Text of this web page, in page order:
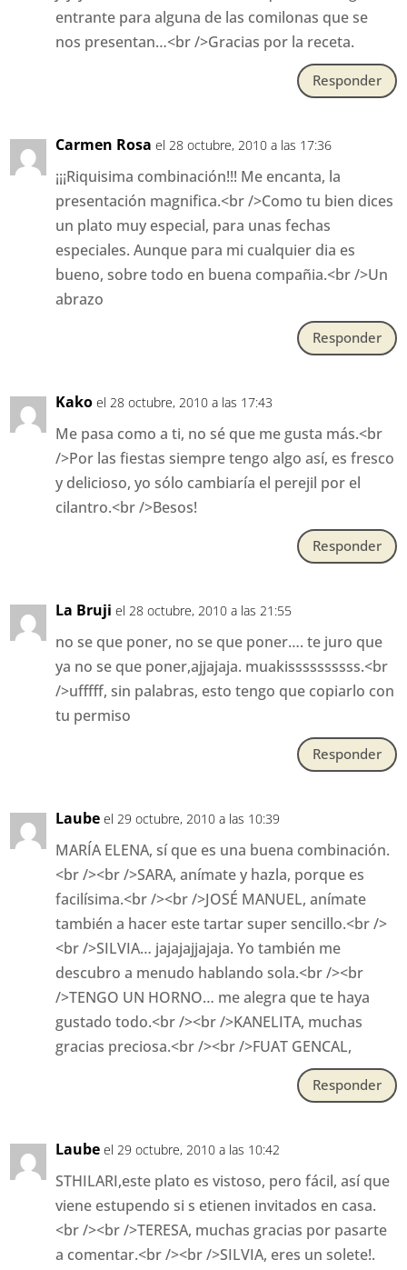
entrante para alguna de las comilonas que se
nos presentan…<br />Gracias por la receta.
Responder
Carmen Rosa el 28 octubre, 2010 a las 17:36
¡¡¡Riquisima combinación!!! Me encanta, la
presentación magnifica.<br />Como tu bien dices
un plato muy especial, para unas fechas
especiales. Aunque para mi cualquier dia es
bueno, sobre todo en buena compañia.<br />Un
abrazo
Responder
Kako el 28 octubre, 2010 a las 17:43
Me pasa como a ti, no sé que me gusta más.<br
/>Por las fiestas siempre tengo algo así, es fresco
y delicioso, yo sólo cambiaría el perejil por el
cilantro.<br />Besos!
Responder
La Bruji el 28 octubre, 2010 a las 21:55
no se que poner, no se que poner…. te juro que
ya no se que poner,ajjajaja. muakissssssssss.<br
/>ufffff, sin palabras, esto tengo que copiarlo con
tu permiso
Responder
Laube el 29 octubre, 2010 a las 10:39
MARÍA ELENA, sí que es una buena combinación.
<br /><br />SARA, anímate y hazla, porque es
facilísima.<br /><br />JOSÉ MANUEL, anímate
también a hacer este tartar super sencillo.<br />
<br />SILVIA… jajajajjajaja. Yo también me
descubro a menudo hablando sola.<br /><br
/>TENGO UN HORNO… me alegra que te haya
gustado todo.<br /><br />KANELITA, muchas
gracias preciosa.<br /><br />FUAT GENCAL,
Responder
Laube el 29 octubre, 2010 a las 10:42
STHILARI,este plato es vistoso, pero fácil, así que
viene estupendo si s etienen invitados en casa.
<br /><br />TERESA, muchas gracias por pasarte
a comentar.<br /><br />SILVIA, eres un solete!.